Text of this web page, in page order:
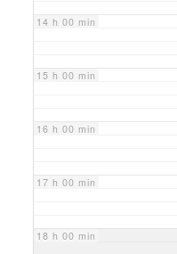
14 h 00 min
15 h 00 min
16 h 00 min
17 h 00 min
18 h 00 min